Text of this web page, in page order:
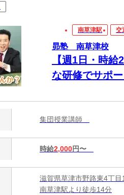
南草津駅 交
昴塾 南草津校
【週1日・時
な研修でサポー
集団授業講師
時給2,000円〜
滋賀県草津市野路東4丁
南草津駅より徒歩14分